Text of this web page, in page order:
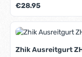
Neoprenpolsterung
durch
Schraubenlöcher,
hochwertige
Regulärer Preis:
€28.95
Zhik Ausreitgurt